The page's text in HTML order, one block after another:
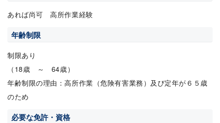
あれば尚可 高所作業経験
年齢制限
制限あり
（18歳 ～ 64歳）
年齢制限の理由：高所作業（危険有害業務）及び定年が６５歳
のため
必要な免許・資格